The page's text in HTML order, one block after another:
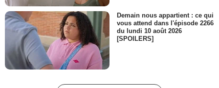
Demain nous appartient : ce qui
vous attend dans l'épisode 2266
du lundi 10 août 2026
[SPOILERS]